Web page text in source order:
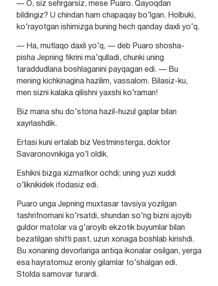
— O, siz sehrgarsiz, mese Puaro. Qayoqdan
bildingiz? U chindan ham chapaqay bo‘lgan. Holbuki,
ko‘rayotgan ishimizga buning hech qanday daxli yo‘q.
— Ha, mutlaqo daxli yo‘q, — deb Puaro shosha-
pisha Jepning fikrini ma’qulladi, chunki uning
taraddudlana boshlaganini payqagan edi. — Bu
mening kichkinagina hazilim, vassalom. Bilasiz-ku,
men sizni kalaka qilishni yaxshi ko‘raman!
Biz mana shu do‘stona hazil-huzul gaplar bilan
xayrlashdik.
Ertasi kuni ertalab biz Vestminsterga, doktor
Savaronovnikiga yo‘l oldik.
Eshikni bizga xizmatkor ochdi; uning yuzi xuddi
o‘liknikidek ifodasiz edi.
Puaro unga Jepning muxtasar tavsiya yozilgan
tashrifnomani ko‘rsatdi, shundan so‘ng bizni ajoyib
guldor matolar va g‘aroyib ekzotik buyumlar bilan
bezatilgan shifti past, uzun xonaga boshlab kirishdi.
Bu xonaning devorlariga antiqa ikonalar osilgan, yerga
esa hayratomuz eroniy gilamlar to‘shalgan edi.
Stolda samovar turardi.